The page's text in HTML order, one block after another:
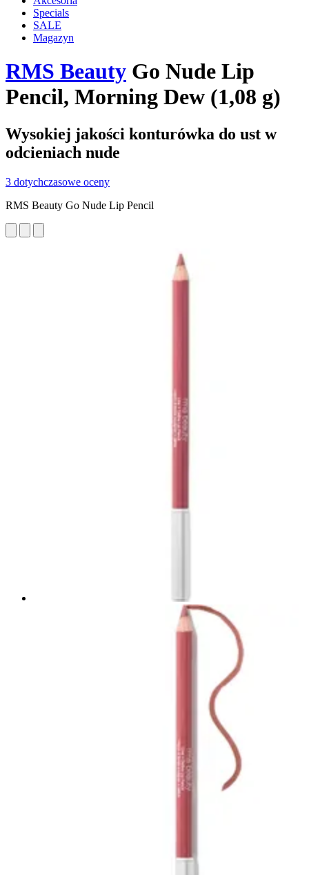
Specials
SALE
Magazyn
RMS Beauty Go Nude Lip
Pencil, Morning Dew (1,08 g)
Wysokiej jakości konturówka do ust w
odcieniach nude
3 dotychczasowe oceny
RMS Beauty Go Nude Lip Pencil